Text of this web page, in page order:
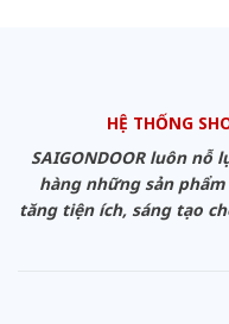
HỆ THỐNG
SAIGONDOOR luôn nỗ
hàng những sản
tăng tiện ích, sáng tạo